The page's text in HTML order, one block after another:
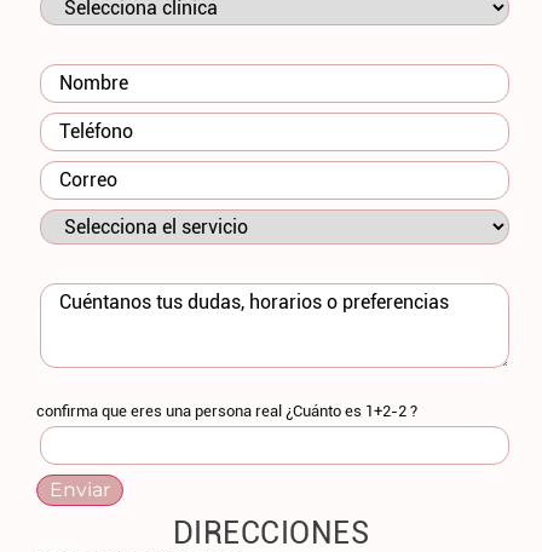
confirma que eres una persona real ¿Cuánto es 1+2-2 ?
DIRECCIONES